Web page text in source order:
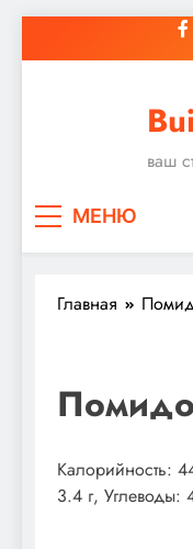
к
ваш
МЕНЮ
Главная
Калорийность:
3.4 г, Углеводы: